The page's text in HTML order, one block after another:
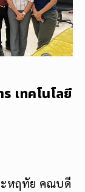
เทคโนโลยี
ะหฤทัย คณบดี